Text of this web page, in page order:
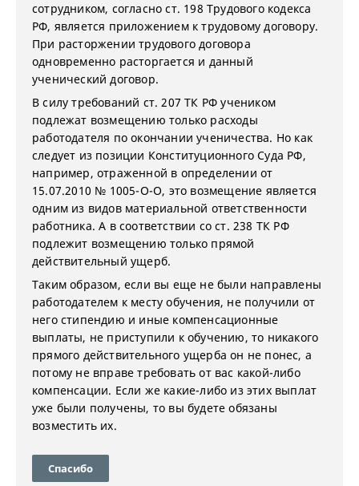
сотрудником, согласно ст. 198 Трудового кодекса
РФ, является приложением к трудовому договору.
При расторжении трудового договора
одновременно расторгается и данный
ученический договор.
В силу требований ст. 207 ТК РФ учеником
подлежат возмещению только расходы
работодателя по окончании ученичества. Но как
следует из позиции Конституционного Суда РФ,
например, отраженной в определении от
15.07.2010 № 1005-О-О, это возмещение является
одним из видов материальной ответственности
работника. А в соответствии со ст. 238 ТК РФ
подлежит возмещению только прямой
действительный ущерб.
Таким образом, если вы еще не были направлены
работодателем к месту обучения, не получили от
него стипендию и иные компенсационные
выплаты, не приступили к обучению, то никакого
прямого действительного ущерба он не понес, а
потому не вправе требовать от вас какой-либо
компенсации. Если же какие-либо из этих выплат
уже были получены, то вы будете обязаны
возместить их.
Спасибо